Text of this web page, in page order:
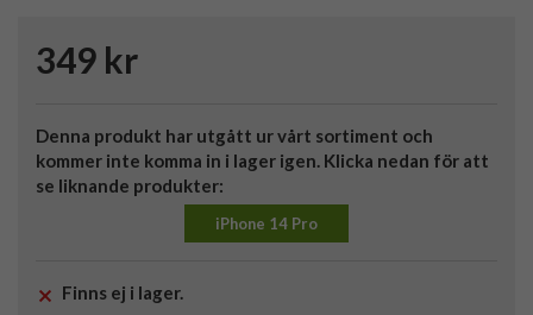
349 kr
Denna produkt har utgått ur vårt sortiment och
kommer inte komma in i lager igen. Klicka nedan för att
se liknande produkter:
iPhone 14 Pro
Finns ej i lager.